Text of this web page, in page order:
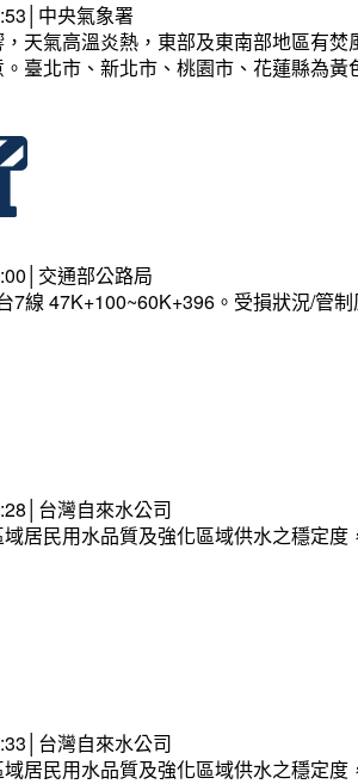
中央氣象署
天氣高溫炎熱，東部及東南部地區有
臺北市、新北市、桃園市、花蓮縣為
交通部公路局
7線 47K+100~60K+396。受損狀況/管
台灣自來水公司
居民用水品質及強化區域供水之穩定
台灣自來水公司
居民用水品質及強化區域供水之穩定